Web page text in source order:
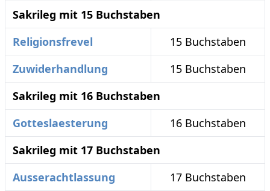
Sakrileg mit 15 Buchstaben
Religionsfrevel
15 Buchstaben
Zuwiderhandlung
15 Buchstaben
Sakrileg mit 16 Buchstaben
Gotteslaesterung
16 Buchstaben
Sakrileg mit 17 Buchstaben
Ausserachtlassung
17 Buchstaben